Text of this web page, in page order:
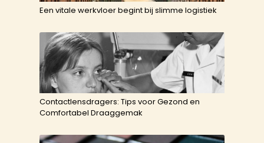
Een vitale werkvloer begint bij slimme logistiek
Contactlensdragers: Tips voor Gezond en
Comfortabel Draaggemak